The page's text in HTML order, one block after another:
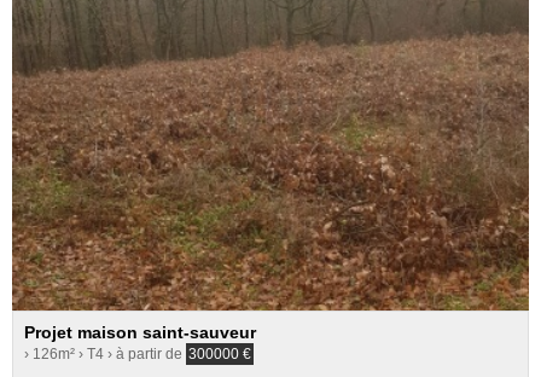
Projet maison saint-sauveur
› 126m² › T4 › à partir de 300000 €